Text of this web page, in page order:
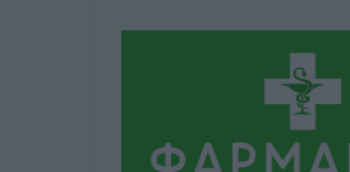
Ιάλυσος Β’: Νωρίς
βάσανα της
πριν 8 ώρες